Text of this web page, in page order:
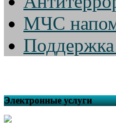
МЧС
Поддержка
Электронные услуги